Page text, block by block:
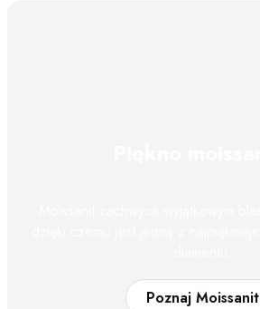
Poznaj Moissanit